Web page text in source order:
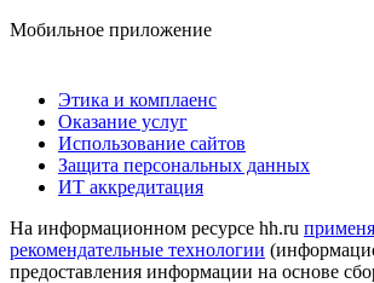
Мобильное приложение
Этика и комплаенс
Оказание услуг
Использование сайтов
Защита персональных данных
ИТ аккредитация
На информационном ресурсе hh.ru
рекомендательные технологии
предоставления информации на основе